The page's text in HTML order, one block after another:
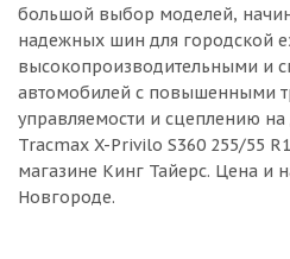
большой выбор моделей,
надежных шин для городской
высокопроизводительными и
автомобилей с повышенными
управляемости и сцеплению
Tracmax X-Privilo S360 255/55
магазине Кинг Тайерс. Цена и
Новгороде.